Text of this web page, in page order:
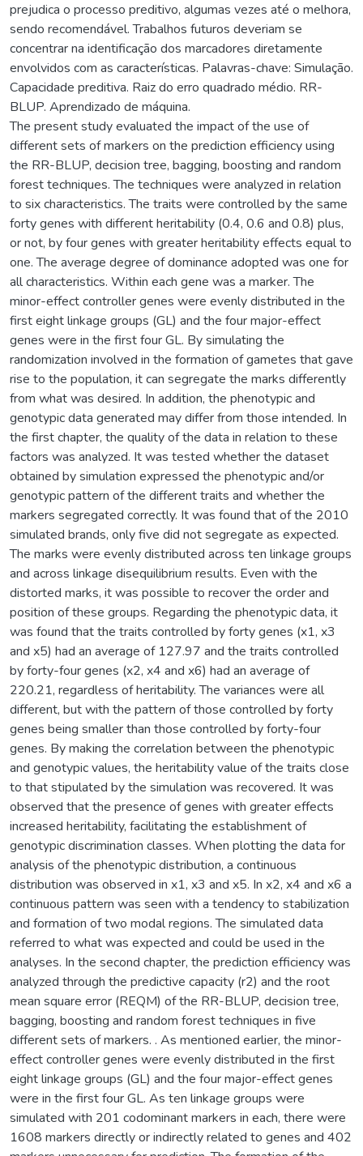
prejudica o processo preditivo, algumas vezes até o melhora,
sendo recomendável. Trabalhos futuros deveriam se
concentrar na identificação dos marcadores diretamente
envolvidos com as características. Palavras-chave: Simulação.
Capacidade preditiva. Raiz do erro quadrado médio. RR-
BLUP. Aprendizado de máquina.
The present study evaluated the impact of the use of
different sets of markers on the prediction efficiency using
the RR-BLUP, decision tree, bagging, boosting and random
forest techniques. The techniques were analyzed in relation
to six characteristics. The traits were controlled by the same
forty genes with different heritability (0.4, 0.6 and 0.8) plus,
or not, by four genes with greater heritability effects equal to
one. The average degree of dominance adopted was one for
all characteristics. Within each gene was a marker. The
minor-effect controller genes were evenly distributed in the
first eight linkage groups (GL) and the four major-effect
genes were in the first four GL. By simulating the
randomization involved in the formation of gametes that gave
rise to the population, it can segregate the marks differently
from what was desired. In addition, the phenotypic and
genotypic data generated may differ from those intended. In
the first chapter, the quality of the data in relation to these
factors was analyzed. It was tested whether the dataset
obtained by simulation expressed the phenotypic and/or
genotypic pattern of the different traits and whether the
markers segregated correctly. It was found that of the 2010
simulated brands, only five did not segregate as expected.
The marks were evenly distributed across ten linkage groups
and across linkage disequilibrium results. Even with the
distorted marks, it was possible to recover the order and
position of these groups. Regarding the phenotypic data, it
was found that the traits controlled by forty genes (x1, x3
and x5) had an average of 127.97 and the traits controlled
by forty-four genes (x2, x4 and x6) had an average of
220.21, regardless of heritability. The variances were all
different, but with the pattern of those controlled by forty
genes being smaller than those controlled by forty-four
genes. By making the correlation between the phenotypic
and genotypic values, the heritability value of the traits close
to that stipulated by the simulation was recovered. It was
observed that the presence of genes with greater effects
increased heritability, facilitating the establishment of
genotypic discrimination classes. When plotting the data for
analysis of the phenotypic distribution, a continuous
distribution was observed in x1, x3 and x5. In x2, x4 and x6 a
continuous pattern was seen with a tendency to stabilization
and formation of two modal regions. The simulated data
referred to what was expected and could be used in the
analyses. In the second chapter, the prediction efficiency was
analyzed through the predictive capacity (r2) and the root
mean square error (REQM) of the RR-BLUP, decision tree,
bagging, boosting and random forest techniques in five
different sets of markers. . As mentioned earlier, the minor-
effect controller genes were evenly distributed in the first
eight linkage groups (GL) and the four major-effect genes
were in the first four GL. As ten linkage groups were
simulated with 201 codominant markers in each, there were
1608 markers directly or indirectly related to genes and 402